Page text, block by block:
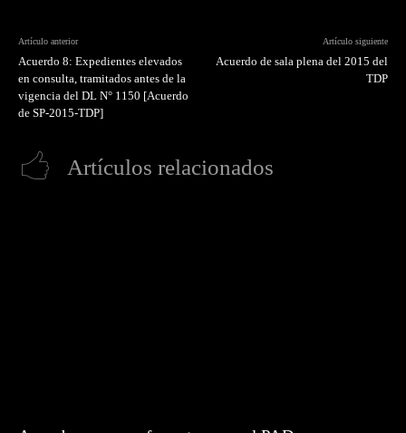
Artículo anterior
Acuerdo 8: Expedientes elevados
en consulta, tramitados antes de la
vigencia del DL N° 1150 [Acuerdo
de SP-2015-TDP]
Artículo siguiente
Acuerdo de sala plena del 2015 del
TDP
Artículos relacionados